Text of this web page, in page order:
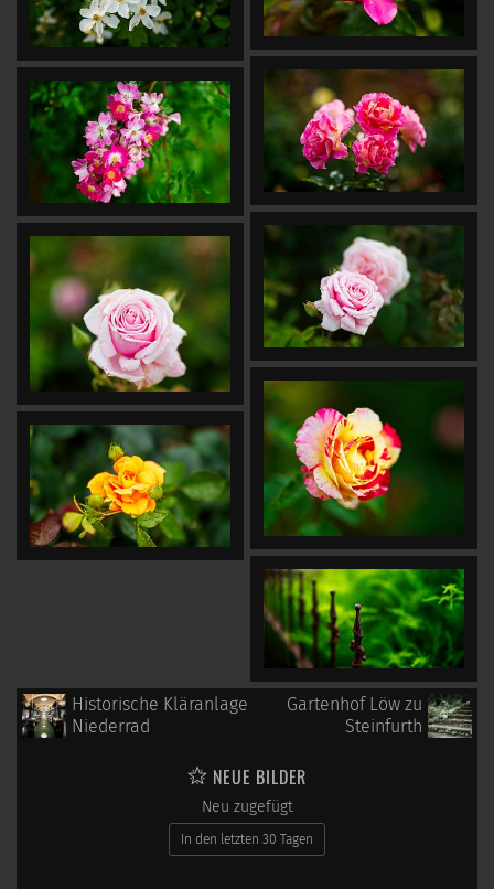
Historische Kläranlage
Niederrad
Gartenhof Löw zu
Steinfurth
NEUE BILDER
Neu zugefügt
In den letzten 30 Tagen